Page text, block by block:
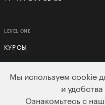
LEVEL ONE
КУРСЫ
ВАКАНСИИ
Мы используем cookie
и
Ознакомьтесь с